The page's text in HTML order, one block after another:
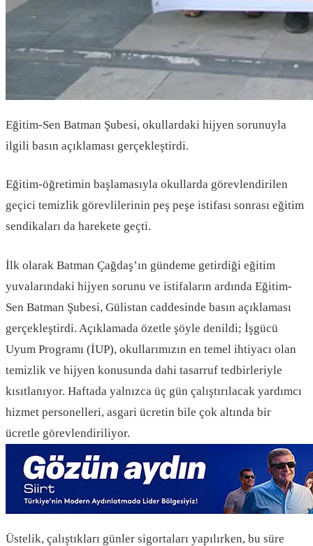
Eğitim-Sen Batman Şubesi, okullardaki hijyen sorunuyla
ilgili basın açıklaması gerçekleştirdi.
Eğitim-öğretimin başlamasıyla okullarda görevlendirilen
geçici temizlik görevlilerinin peş peşe istifası sonrası eğitim
sendikaları da harekete geçti.
İlk olarak Batman Çağdaş’ın gündeme getirdiği eğitim
yuvalarındaki hijyen sorunu ve istifaların ardında Eğitim-
Sen Batman Şubesi, Gülistan caddesinde basın açıklaması
gerçekleştirdi. Açıklamada özetle şöyle denildi; İşgücü
Uyum Programı (İUP), okullarımızın en temel ihtiyacı olan
temizlik ve hijyen konusunda dahi tasarruf tedbirleriyle
kısıtlanıyor. Haftada yalnızca üç gün çalıştırılacak yardımcı
hizmet personelleri, asgari ücretin bile çok altında bir
ücretle görevlendiriliyor.
Üstelik, çalıştıkları günler sigortaları yapılırken, bu süre